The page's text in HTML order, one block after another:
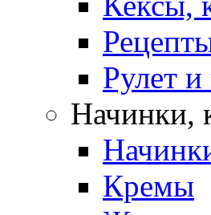
Рулет
Начинки,
Кремы